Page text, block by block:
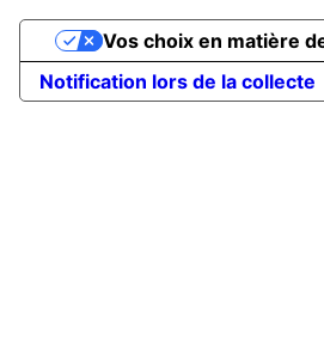
Notification lors de la collecte
Vos choix en matière